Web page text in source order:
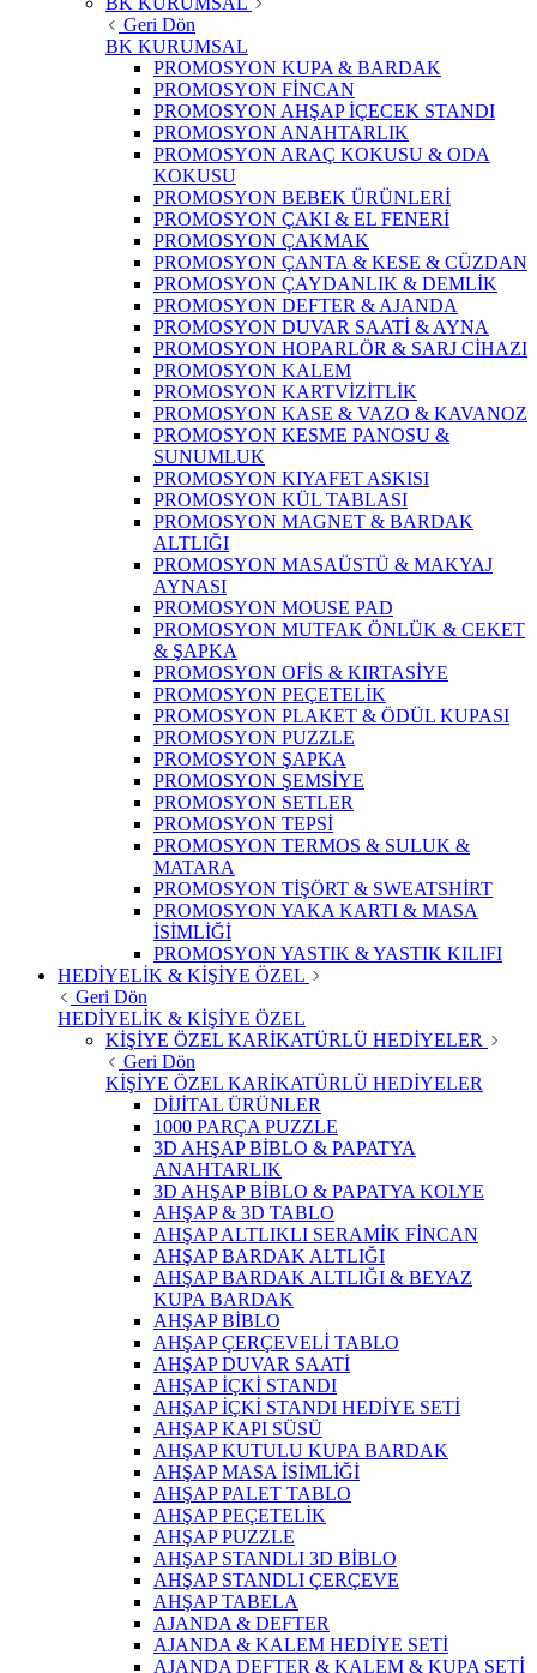
Geri Dön
BK KURUMSAL
PROMOSYON KUPA & BARDAK
PROMOSYON FİNCAN
PROMOSYON AHŞAP İÇECEK STANDI
PROMOSYON ANAHTARLIK
PROMOSYON ARAÇ KOKUSU & ODA
KOKUSU
PROMOSYON BEBEK ÜRÜNLERİ
PROMOSYON ÇAKI & EL FENERİ
PROMOSYON ÇAKMAK
PROMOSYON ÇANTA & KESE & CÜZDAN
PROMOSYON ÇAYDANLIK & DEMLİK
PROMOSYON DEFTER & AJANDA
PROMOSYON DUVAR SAATİ & AYNA
PROMOSYON HOPARLÖR & SARJ CİHAZI
PROMOSYON KALEM
PROMOSYON KARTVİZİTLİK
PROMOSYON KASE & VAZO & KAVANOZ
PROMOSYON KESME PANOSU &
SUNUMLUK
PROMOSYON KIYAFET ASKISI
PROMOSYON KÜL TABLASI
PROMOSYON MAGNET & BARDAK
ALTLIĞI
PROMOSYON MASAÜSTÜ & MAKYAJ
AYNASI
PROMOSYON MOUSE PAD
PROMOSYON MUTFAK ÖNLÜK & CEKET
& ŞAPKA
PROMOSYON OFİS & KIRTASİYE
PROMOSYON PEÇETELİK
PROMOSYON PLAKET & ÖDÜL KUPASI
PROMOSYON PUZZLE
PROMOSYON ŞAPKA
PROMOSYON ŞEMSİYE
PROMOSYON SETLER
PROMOSYON TEPSİ
PROMOSYON TERMOS & SULUK &
MATARA
PROMOSYON TİŞÖRT & SWEATSHİRT
PROMOSYON YAKA KARTI & MASA
İSİMLİĞİ
PROMOSYON YASTIK & YASTIK KILIFI
HEDİYELİK & KİŞİYE ÖZEL
Geri Dön
HEDİYELİK & KİŞİYE ÖZEL
KİŞİYE ÖZEL KARİKATÜRLÜ HEDİYELER
Geri Dön
KİŞİYE ÖZEL KARİKATÜRLÜ HEDİYELER
DİJİTAL ÜRÜNLER
1000 PARÇA PUZZLE
3D AHŞAP BİBLO & PAPATYA
ANAHTARLIK
3D AHŞAP BİBLO & PAPATYA KOLYE
AHŞAP & 3D TABLO
AHŞAP ALTLIKLI SERAMİK FİNCAN
AHŞAP BARDAK ALTLIĞI
AHŞAP BARDAK ALTLIĞI & BEYAZ
KUPA BARDAK
AHŞAP BİBLO
AHŞAP ÇERÇEVELİ TABLO
AHŞAP DUVAR SAATİ
AHŞAP İÇKİ STANDI
AHŞAP İÇKİ STANDI HEDİYE SETİ
AHŞAP KAPI SÜSÜ
AHŞAP KUTULU KUPA BARDAK
AHŞAP MASA İSİMLİĞİ
AHŞAP PALET TABLO
AHŞAP PEÇETELİK
AHŞAP PUZZLE
AHŞAP STANDLI 3D BİBLO
AHŞAP STANDLI ÇERÇEVE
AHŞAP TABELA
AJANDA & DEFTER
AJANDA & KALEM HEDİYE SETİ
AJANDA DEFTER & KALEM & KUPA SETİ